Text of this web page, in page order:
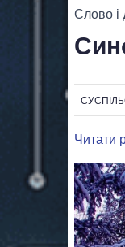
Слово і
Читати